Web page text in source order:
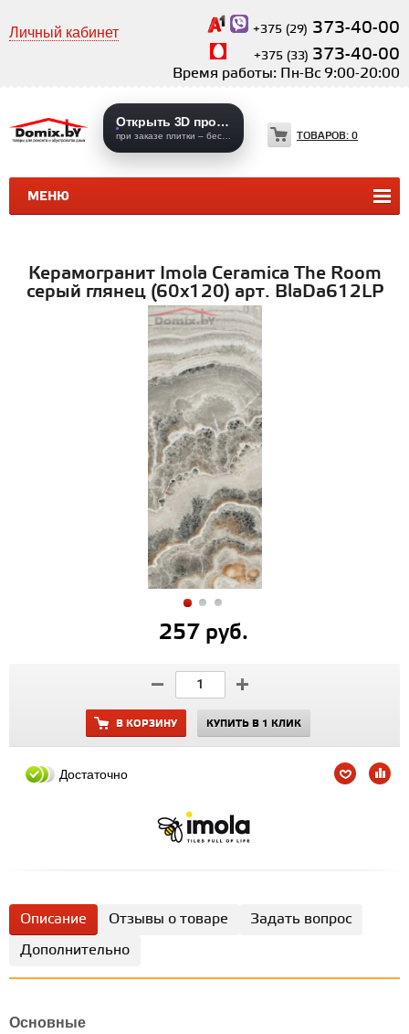
Личный кабинет +375 (29) 373-40-00
+375 (33) 373-40-00
Время работы: Пн-Вс 9:00-20:00
МЕНЮ
Открыть 3D проекты
ТОВАРОВ: 0
КЕРАМИЧЕСКАЯ ПЛИТКА
Керамогранит Imola Ceramica The Room
серый глянец (60x120) арт. BlaDa612LP
257 руб.
В КОРЗИНУ КУПИТЬ В 1 КЛИК
Достаточно
Описание Отзывы о товаре
Задать вопрос
Дополнительно
Основные